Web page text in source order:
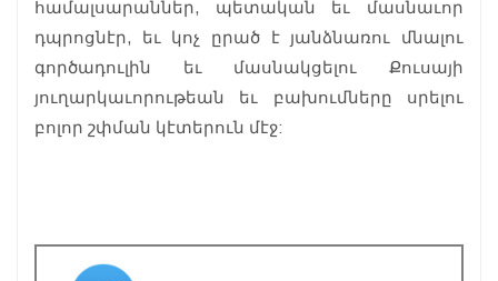
համալսարաններ, պետական եւ մասնաւոր
դպրոցնէր, եւ կոչ ըրած է յանձնառու մնալու
գործադուլին եւ մասնակցելու Քուսայի
յուղարկաւորութեան եւ բախումները սրելու
բոլոր շփման կէտերուն մէջ: